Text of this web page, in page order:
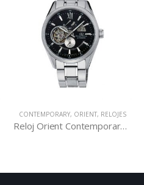
CONTEMPORARY, ORIENT, RELOJES
Reloj Orient Contemporary DK05002B